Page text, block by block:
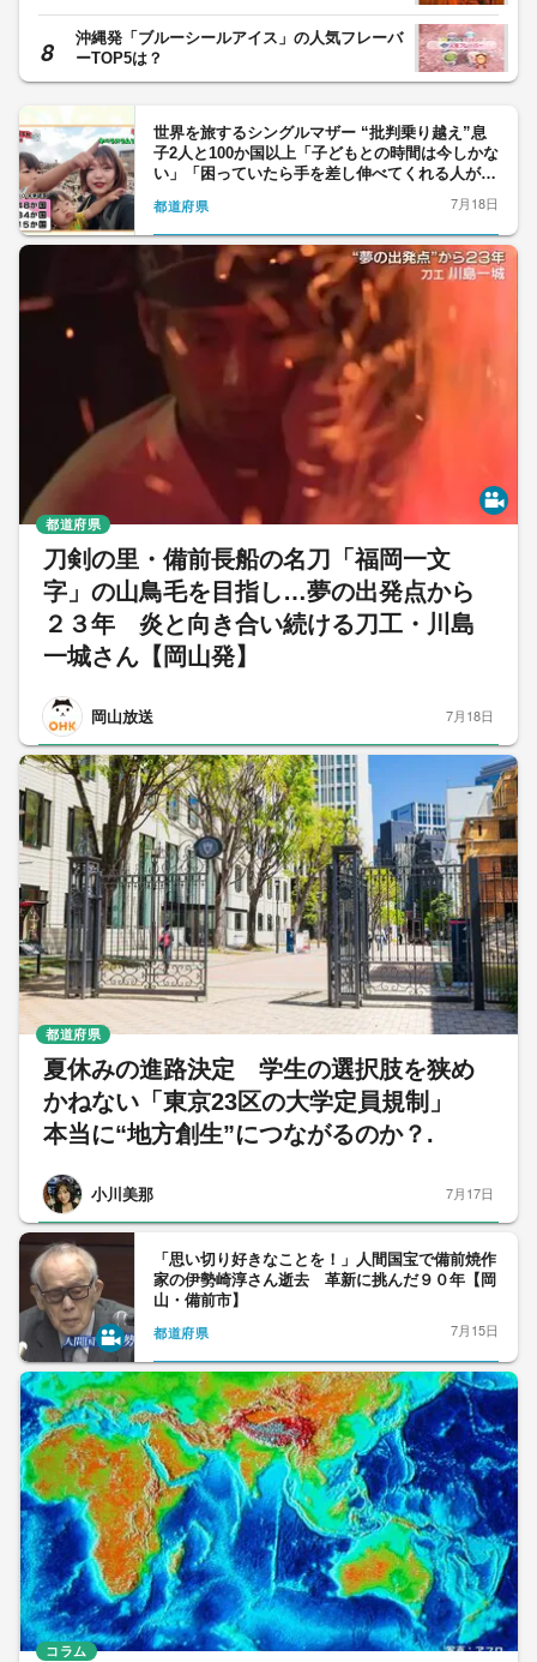
う警告
沖縄発「ブルーシールアイス」の人気フレーバ
ーTOP5は？
世界を旅するシングルマザー “批判乗り越え”息
子2人と100か国以上「子どもとの時間は今しかな
い」「困っていたら手を差し伸べてくれる人がい
都道府県 7月18日
刀剣の里・備前長船の名刀「福岡一文
字」の山鳥毛を目指し…夢の出発点から
２３年 炎と向き合い続ける刀工・川島
一城さん【岡山発】
岡山放送
都道府県
7月18日
夏休みの進路決定 学生の選択肢を狭め
かねない「東京23区の大学定員規制」
本当に“地方創生”につながるのか？.
小川美那
都道府県
7月17日
「思い切り好きなことを！」人間国宝で備前焼作
家の伊勢崎淳さん逝去 革新に挑んだ９０年【岡
山・備前市】
都道府県
7月15日
コラム